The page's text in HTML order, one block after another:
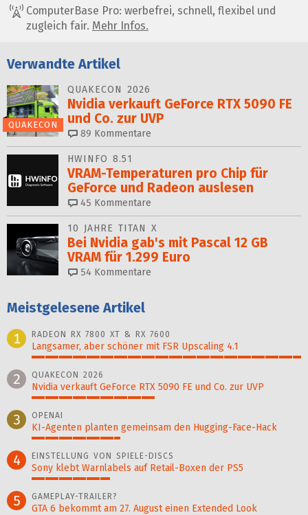
ComputerBase Pro: werbefrei, schnell, flexibel und
zugleich fair. Mehr Infos.
Verwandte Artikel
QUAKECON
QUAKECON 2026
Nvidia verkauft GeForce RTX 5090 FE
und Co. zur UVP
89 Kommentare
HWINFO 8.51
VRAM-Temperaturen pro Chip für
GeForce und Radeon auslesen
45 Kommentare
10 JAHRE TITAN X
Bei Nvidia gab's mit Pascal 12 GB
VRAM für 1.299 Euro
54 Kommentare
Meistgelesene Artikel
1
RADEON RX 7800 XT & RX 7600
Langsamer, aber schöner mit FSR Upscaling 4.1
100%
2 QUAKECON 2026
Nvidia verkauft GeForce RTX 5090 FE und Co. zur UVP
46%
3 OPENAI
KI-Agenten planten gemein­sam den Hugging-Face-Hack
33%
4 EINSTELLUNG VON SPIELE-DISCS
Sony klebt Warnlabels auf Retail-Boxen der PS5
29%
5 GAMEPLAY-TRAILER?
GTA 6 bekommt am 27. August einen Extended Look